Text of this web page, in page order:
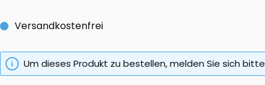
Versandkostenfrei
Um dieses Produkt zu bestellen, melden Sie sich bitte